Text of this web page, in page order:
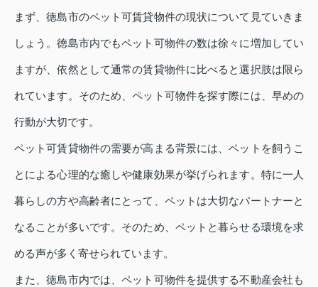
まず、徳島市のペット可賃貸物件の現状について見ていきま
しょう。徳島市内でもペット可物件の数は徐々に増加してい
ますが、依然として通常の賃貸物件に比べると選択肢は限ら
れています。そのため、ペット可物件を探す際には、早めの
行動が大切です。
ペット可賃貸物件の需要が高まる背景には、ペットを飼うこ
とによる心理的な癒しや健康効果が挙げられます。特に一人
暮らしの方や高齢者にとって、ペットは大切なパートナーと
なることが多いです。そのため、ペットと暮らせる環境を求
める声が多く寄せられています。
また、徳島市内では、ペット可物件を提供する不動産会社も